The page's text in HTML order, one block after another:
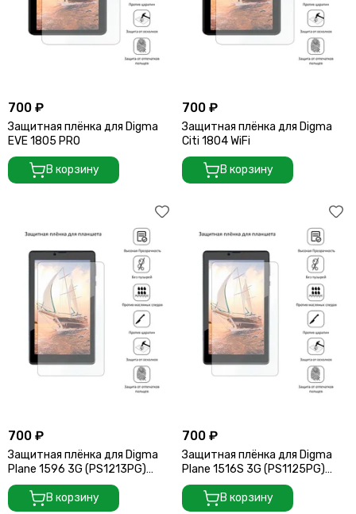
700 ₽
Защитная плёнка для Digma
EVE 1805 PRO
В корзину
700 ₽
Защитная плёнка для Digma
Citi 1804 WiFi
В корзину
700 ₽
Защитная плёнка для Digma
Plane 1596 3G (PS1213PG)
(242*167 мм)
В корзину
700 ₽
Защитная плёнка для Digma
Plane 1516S 3G (PS1125PG)
(242*167 мм)
В корзину